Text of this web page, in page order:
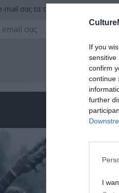
If you
sensitive
confirm
continue
further
I
σας τα τελευταία νέα για την